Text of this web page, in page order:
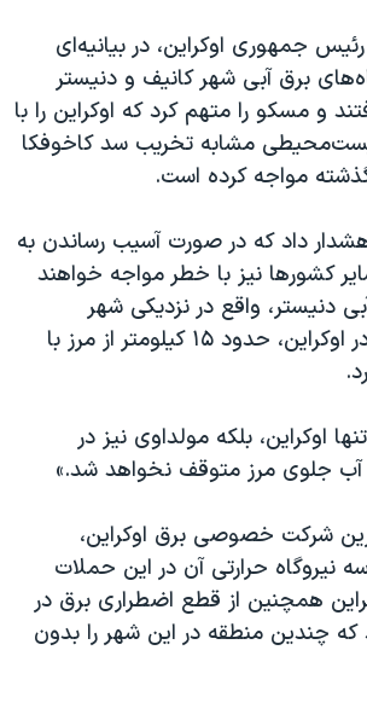
جمهوری اوکراین، در بیانیه‌ای
برق آبی شهر کانیف و دنیستر
و مسکو را متهم کرد که اوکراین را با
مشابه تخریب سد کاخوفکا
داد که در صورت آسیب رساندن به
کشورها نیز با خطر مواجه خواهند
دنیستر، واقع در نزدیکی شهر
نوودنیستروفسک در اوکراین، حدود ۱۵ کیلومتر از مرز با
اوکراین، بلکه مولداوی نیز در
جلوی مرز متوقف نخواهد شد.»
شرکت خصوصی برق اوکراین،
حرارتی آن در این حملات
همچنین از قطع اضطراری برق در
که چندین منطقه در این شهر را بدون